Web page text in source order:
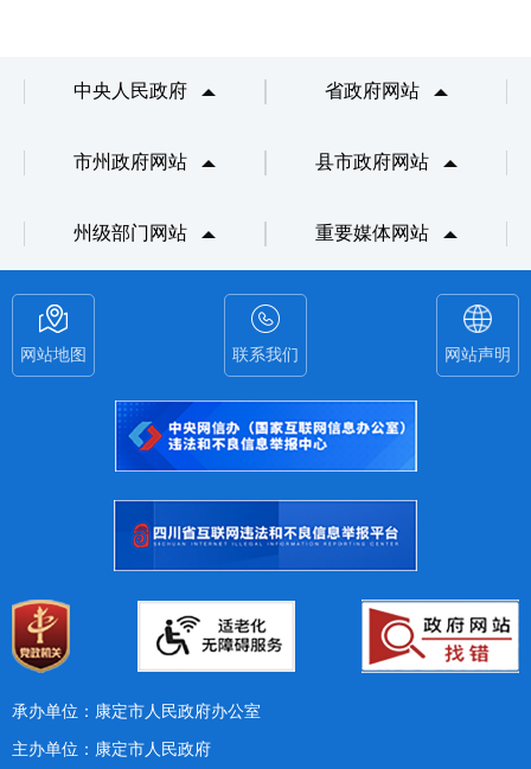
中央人民政府 省政府网站
市州政府网站 县市政府网站
州级部门网站 重要媒体网站
网站地图 联系我们 网站声明
承办单位：康定市人民政府办公室
主办单位：康定市人民政府